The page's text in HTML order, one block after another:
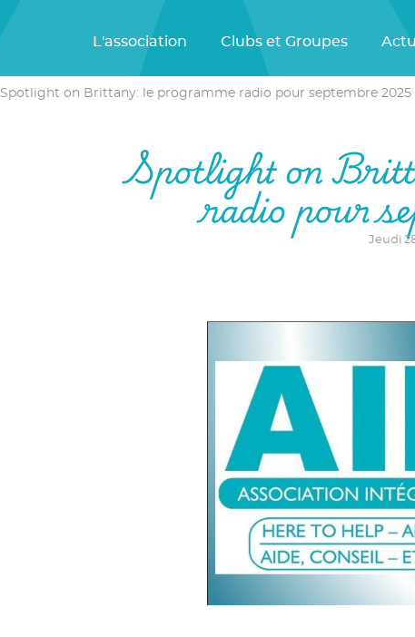
L'association Clubs et Groupes
Spotlight on Brittany: le programme radio pour septembre 2025
Spotlight on
radio pour
Jeudi